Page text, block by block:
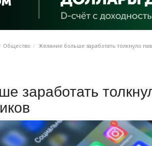
Общество Желание больше заработать толкнуло
заработать